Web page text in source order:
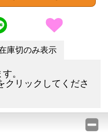
庫切のみ表示
。
クリックしてくださ